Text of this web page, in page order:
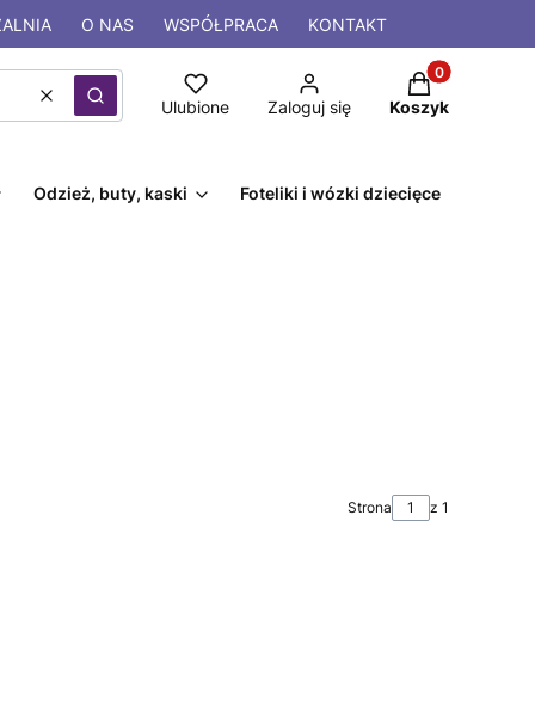
O NAS WSPÓŁPRACA KONTAKT
WyczyśćSzukaj Ulubione Zaloguj się
Produkty w
Koszyk
Odzież, buty, kaski Foteliki i wózki dziecięce
Strona z 1